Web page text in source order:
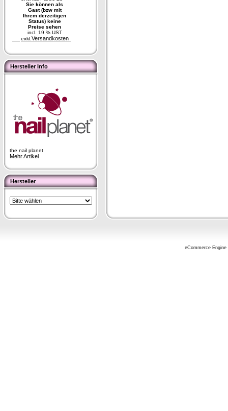
Sie können als
Gast (bzw mit
Ihrem derzeitigen
Status) keine
Preise sehen
incl. 19 % UST
exkl. Versandkosten
Hersteller Info
the nail planet
Mehr Artikel
Hersteller
eCommerce